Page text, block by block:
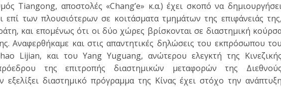
Τiangong, αποστολές «Chang’e» κ.α.) έχει σκοπό να
επί των πλουσιότερων σε κοιτάσματα τμημάτων της επιφάνειάς της,
και επομένως ότι οι δύο χώρες βρίσκονται σε διαστημική
Aναφερθήκαμε και στις απαντητικές δηλώσεις του εκπρόσωπου του
Lijian, και του Yang Yuguang, ανώτερου ελεγκτή της Κινεζικής
της επιτροπής διαστημικών μεταφορών της Διεθνούς
διαστημικό πρόγραμμα της Κίνας έχει στόχο την ανάπτυξη